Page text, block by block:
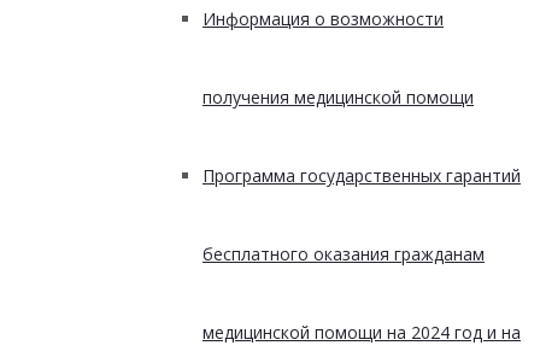
Информация о возможности
получения медицинской помощи
Программа государственных гарантий
бесплатного оказания гражданам
медицинской помощи на 2024 год и на